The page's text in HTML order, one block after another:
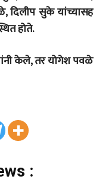
दिलीप सुके यांच्यासह
होते.
केले, तर योगेश पवळे
: